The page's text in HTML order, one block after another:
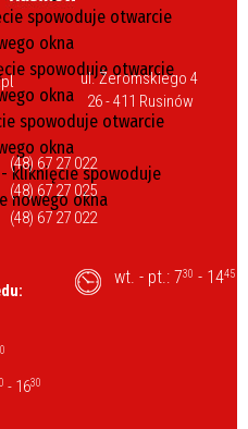
ul. Żeromskiego 4
26 - 411 Rusinów
(48) 67 27 022
(48) 67 27 025
(48) 67 27 022
- 1630
wt. - pt.: 730 - 1445